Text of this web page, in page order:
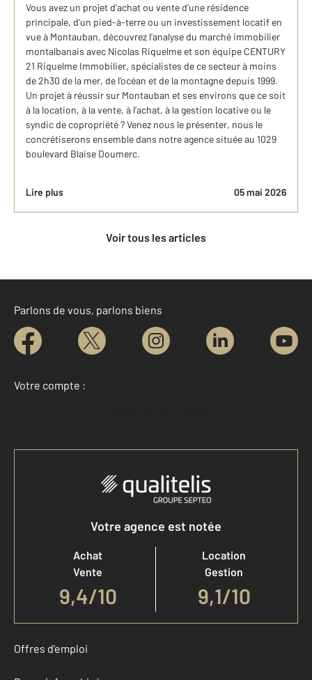
Vous avez un projet d’achat ou vente d’une résidence
principale, d’un pied-à-terre ou un investissement locatif en
vue à Montauban, découvrez l’analyse du marché immobilier
montalbanais avec Nicolas Riquelme et son équipe CENTURY
21 Riquelme Immobilier, spécialistes de ce secteur à moins
de 2h30 de la mer, de l'océan et de la montagne depuis 1999.
Un projet à réussir sur Montauban et ses environs que ce soit
à la location, à la vente, à l'achat, à la gestion locative ou le
syndic de copropriété ? Venez nous le présenter, nous le
concrétiserons ensemble dans notre agence située au 1029
boulevard Blaise Doumerc.
Lire plus 05 mai 2026
Voir tous les articles
Parlons de vous, parlons biens
Votre compte :
Accéder à mon compte
Votre agence est notée
Achat
Vente
9,4/10
Location
Gestion
9,1/10
Offres d'emploi